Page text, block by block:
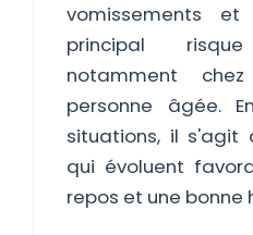
vomissements
principal
notamment
personne âgée.
situations, il s'agit
qui évoluent
repos et une bonne